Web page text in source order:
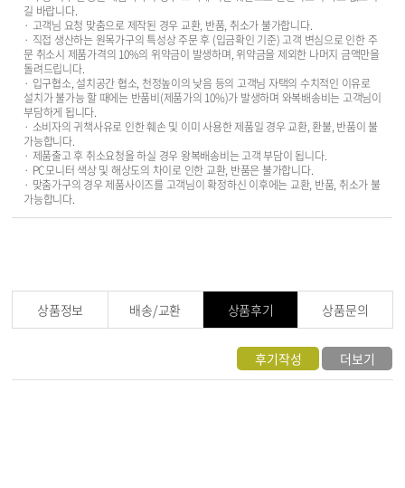
길 바랍니다.
· 고객님 요청 맞춤으로 제작된 경우 교환, 반품, 취소가 불가합니다.
· 직접 생산하는 원목가구의 특성상 주문 후 (입금확인 기준) 고객 변심으로 인한 주
문 취소시 제품가격의 10%의 위약금이 발생하며, 위약금을 제외한 나머지 금액만을
돌려드립니다.
· 입구협소, 설치공간 협소, 천정높이의 낮음 등의 고객님 자택의 수치적인 이유로
설치가 불가능 할 때에는 반품비(제품가의 10%)가 발생하며 와복배송비는 고객님이
부담하게 됩니다.
· 소비자의 귀책사유로 인한 훼손 및 이미 사용한 제품일 경우 교환, 환불, 반품이 불
가능합니다.
· 제품출고 후 취소요청을 하실 경우 왕복배송비는 고객 부담이 됩니다.
· PC모니터 색상 및 해상도의 차이로 인한 교환, 반품은 불가합니다.
· 맞춤가구의 경우 제품사이즈를 고객님이 확정하신 이후에는 교환, 반품, 취소가 불
가능합니다.
상품정보 배송/교환 상품후기 상품문의
후기작성 더보기